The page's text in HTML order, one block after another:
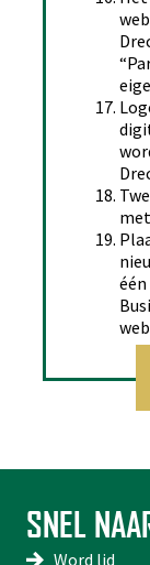
SNEL
Word lid